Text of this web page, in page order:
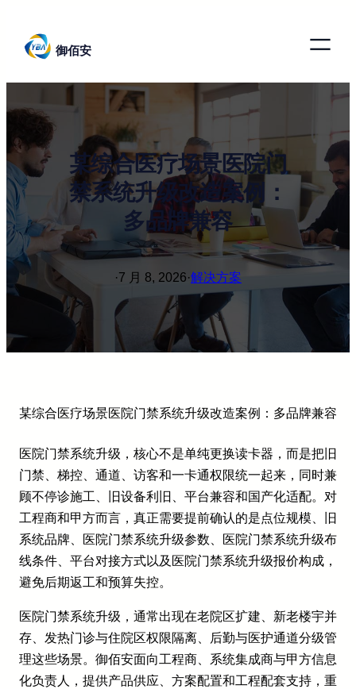
御佰安
某综合医疗场景医院门
禁系统升级改造案例：
多品牌兼容
·7 月 8, 2026·解决方案
某综合医疗场景医院门禁系统升级改造案例：多品牌兼容
医院门禁系统升级，核心不是单纯更换读卡器，而是把旧
门禁、梯控、通道、访客和一卡通权限统一起来，同时兼
顾不停诊施工、旧设备利旧、平台兼容和国产化适配。对
工程商和甲方而言，真正需要提前确认的是点位规模、旧
系统品牌、医院门禁系统升级参数、医院门禁系统升级布
线条件、平台对接方式以及医院门禁系统升级报价构成，
避免后期返工和预算失控。
医院门禁系统升级，通常出现在老院区扩建、新老楼宇并
存、发热门诊与住院区权限隔离、后勤与医护通道分级管
理这些场景。御佰安面向工程商、系统集成商与甲方信息
化负责人，提供产品供应、方案配置和工程配套支持，重